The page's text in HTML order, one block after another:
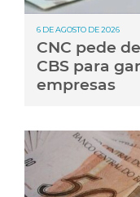
6 DE AGOSTO DE 2026
CNC pede
CBS para
empresas